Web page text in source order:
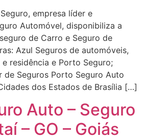
empresa líder e
Automóvel, disponibiliza a
de Carro e Seguro de
Azul Seguros de automóveis,
residência e Porto Seguro;
de Seguros Porto Seguro Auto
dos Estados de Brasília […]
Auto – Seguro
– GO – Goiás